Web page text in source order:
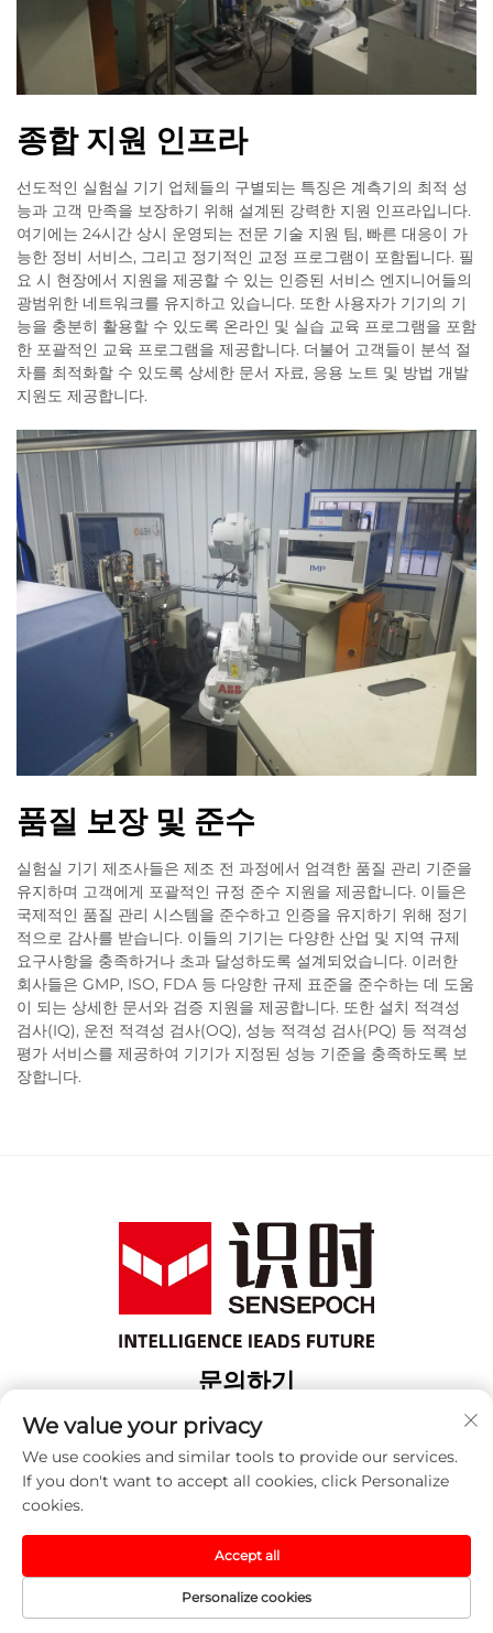
종합 지원 인프라
선도적인 실험실 기기 업체들의 구별되는 특징은 계측기의 최적 성
능과 고객 만족을 보장하기 위해 설계된 강력한 지원 인프라입니다.
여기에는 24시간 상시 운영되는 전문 기술 지원 팀, 빠른 대응이 가
능한 정비 서비스, 그리고 정기적인 교정 프로그램이 포함됩니다. 필
요 시 현장에서 지원을 제공할 수 있는 인증된 서비스 엔지니어들의
광범위한 네트워크를 유지하고 있습니다. 또한 사용자가 기기의 기
능을 충분히 활용할 수 있도록 온라인 및 실습 교육 프로그램을 포함
한 포괄적인 교육 프로그램을 제공합니다. 더불어 고객들이 분석 절
차를 최적화할 수 있도록 상세한 문서 자료, 응용 노트 및 방법 개발
지원도 제공합니다.
품질 보장 및 준수
실험실 기기 제조사들은 제조 전 과정에서 엄격한 품질 관리 기준을
유지하며 고객에게 포괄적인 규정 준수 지원을 제공합니다. 이들은
국제적인 품질 관리 시스템을 준수하고 인증을 유지하기 위해 정기
적으로 감사를 받습니다. 이들의 기기는 다양한 산업 및 지역 규제
요구사항을 충족하거나 초과 달성하도록 설계되었습니다. 이러한
회사들은 GMP, ISO, FDA 등 다양한 규제 표준을 준수하는 데 도움
이 되는 상세한 문서와 검증 지원을 제공합니다. 또한 설치 적격성
검사(IQ), 운전 적격성 검사(OQ), 성능 적격성 검사(PQ) 등 적격성
평가 서비스를 제공하여 기기가 지정된 성능 기준을 충족하도록 보
장합니다.
문의하기
Add: 상해 보산 구 위항로 18번지 3번 건물
전화:+86-13917707297
이메일:[email protected]
저작권 © 2025 중국 센세포크 (상하이) 자동화 기술 유한 회사.
모든 권리 예약됨. -개인정보 보호정책
We value your privacy
We use cookies and similar tools to provide our services.
If you don't want to accept all cookies, click Personalize
cookies.
Personalize cookies
Accept all